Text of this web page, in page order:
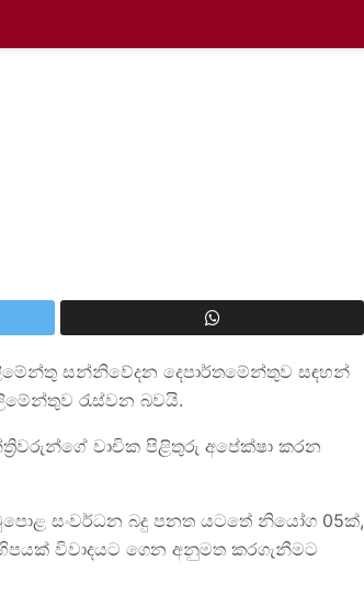
සන්නිවේදන දෙපාර්තමේන්තුව සඳහන්
රැස්වන බවයි.
වාචික පිළිතුරු අපේක්ෂා කරන
සංවර්ධන බදු පනත යටතේ නියෝග 05ක්,
විවාදයට ගෙන අනුමත කරගැනීමට